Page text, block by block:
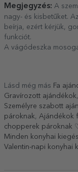
Megjegyzés: A
nagy- és kisbetűket.
beírja, ezért kérjük,
funkciót.
A vágódeszka
Lásd még más Fa
Gravírozott ajándékok,
Személyre szabott
pároknak, Ajándékok
chopperek pároknak
Minden konyhai
Valentin-napi konyhai